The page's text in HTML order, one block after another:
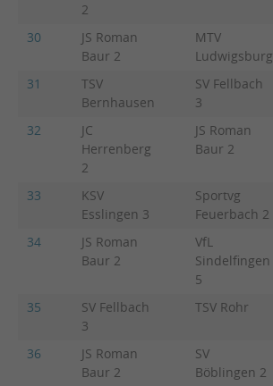
2
30
JS Roman
Baur 2
MTV
Ludwigsburg
31
TSV
Bernhausen
SV Fellbach
3
32
JC
Herrenberg
2
JS Roman
Baur 2
33
KSV
Esslingen 3
Sportvg
Feuerbach 2
34
JS Roman
Baur 2
VfL
Sindelfingen
5
35
SV Fellbach
3
TSV Rohr
36
JS Roman
Baur 2
SV
Böblingen 2